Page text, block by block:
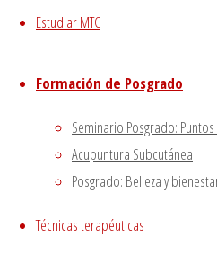
Estudiar MTC
Formación de Posgrado
Seminario Posgrado:
Acupuntura Subcutánea
Posgrado: Belleza y
Técnicas terapéuticas
Privacy Overview
This website uses cookies to